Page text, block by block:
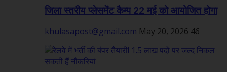
जिला स्तरीय प्लेसमेंट कैम्प 22 मई को आयोजित होगा
khulasapost@gmail.com May 20, 2026 46